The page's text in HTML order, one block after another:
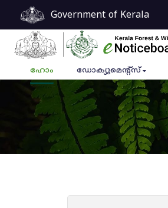
Government of Kerala
ഹോം ഡോക്യുമെൻ്റ്സ്